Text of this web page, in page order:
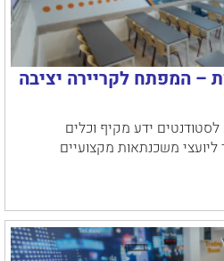
– המפתח לקריירה יציבה
ידע מקיף וכלים
משכנתאות מקצועיים